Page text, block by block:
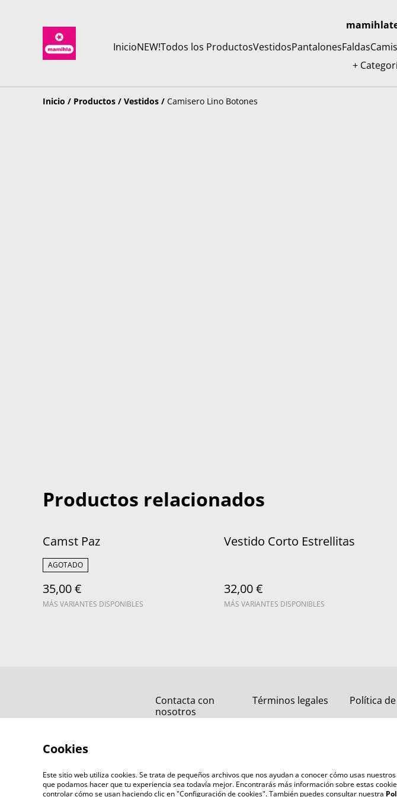
InicioNEW!Todos los ProductosVestidosPantalonesFaldas
+
Inicio / Productos / Vestidos / Camisero Lino Botones
Productos relacionados
Camst Paz
AGOTADO
35,00 €
MÁS VARIANTES DISPONIBLES
Vestido Corto Estrellitas
32,00 €
MÁS VARIANTES DISPONIBLES
Contacta con
nosotros
Términos legales Política
Cookies
Este sitio web utiliza cookies. Se trata de pequeños archivos que nos ayudan a conocer cómo usas
que podamos hacer que tu experiencia sea todavía mejor. Encontrarás más información sobre estas
controlar cómo se usan haciendo clic en "Configuración de cookies". También puedes consultar nuestra